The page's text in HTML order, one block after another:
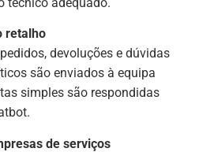
retalho
devoluções e dúvidas
são enviados à equipa
simples são respondidas
de serviços